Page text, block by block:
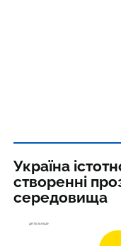
Україна
створенні
середовища
детальніше